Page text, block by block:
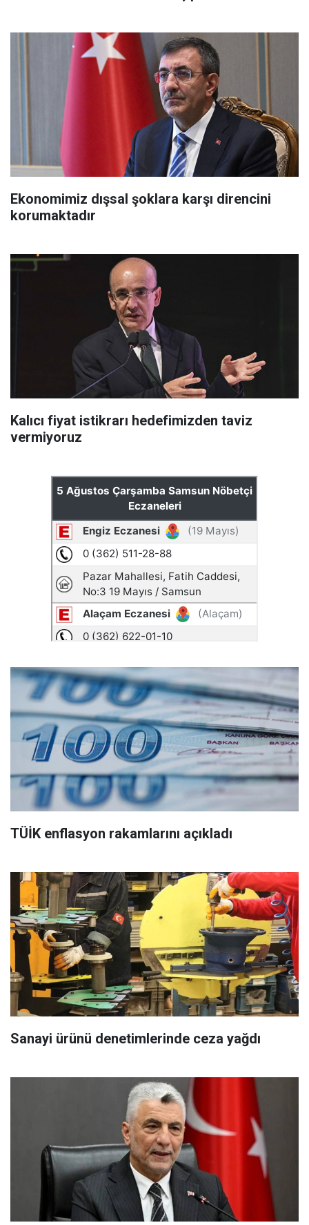
Ekonomimiz dışsal şoklara karşı direncini
korumaktadır
Kalıcı fiyat istikrarı hedefimizden taviz
vermiyoruz
TÜİK enflasyon rakamlarını açıkladı
Sanayi ürünü denetimlerinde ceza yağdı